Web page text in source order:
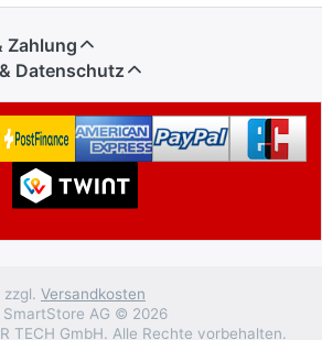
Zahlung
Datenschutz
Versandkosten
SmartStore AG © 2026
TECH GmbH. Alle Rechte vorbehalten.